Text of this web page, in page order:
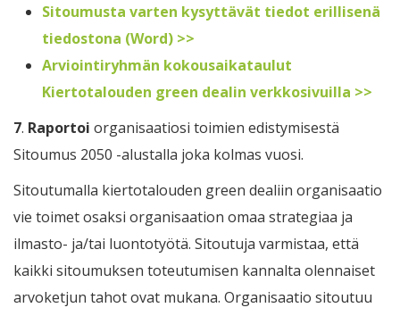
Sitoumusta varten kysyttävät tiedot erillisenä
tiedostona (Word) >>
Arviointiryhmän kokousaikataulut
Kiertotalouden green dealin verkkosivuilla >>
7. Raportoi organisaatiosi toimien edistymisestä
Sitoumus 2050 -alustalla joka kolmas vuosi.
Sitoutumalla kiertotalouden green dealiin organisaatio
vie toimet osaksi organisaation omaa strategiaa ja
ilmasto- ja/tai luontotyötä. Sitoutuja varmistaa, että
kaikki sitoumuksen toteutumisen kannalta olennaiset
arvoketjun tahot ovat mukana. Organisaatio sitoutuu